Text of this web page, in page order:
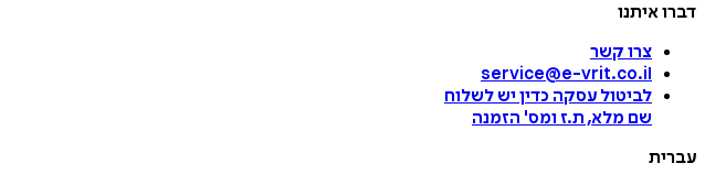
דברו איתנו
צרו קשר
service@e-vrit.co.il
לביטול עסקה כדין יש לשלוח
שם מלא, ת.ז ומס' הזמנה
עברית